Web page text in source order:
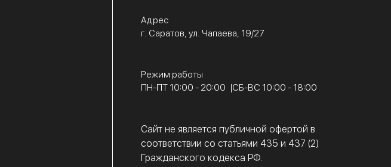
Адрес
г. Саратов, ул. Чапаева, 19/27
Режим работы
ПН-ПТ 10:00 - 20:00
СБ-ВС 10:00 - 18:00
Сайт не является публичной офертой в
соответствии со статьями 435 и 437 (2)
Гражданского кодекса РФ.